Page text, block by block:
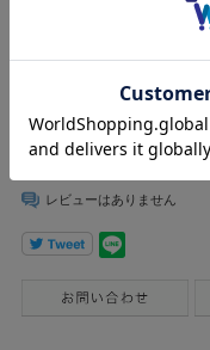
返品についての詳細はこちら
レビューはありません